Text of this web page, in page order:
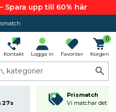
Spara upp till 60% här
Kontakt Logga in Favoriter
0
Korgen
kategorier
27s
Prismatch
Vi matchar det